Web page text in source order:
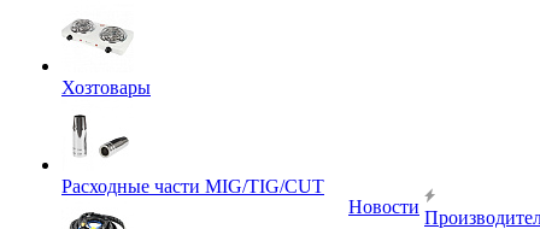
Хозтовары
Расходные части MIG/TIG/CUT
Новости